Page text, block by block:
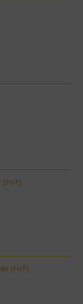
(H/F)
(H/F)